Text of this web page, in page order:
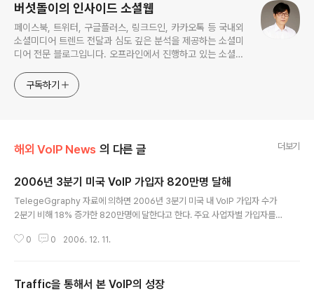
버섯돌이의 인사이드 소셜웹
페이스북, 트위터, 구글플러스, 링크드인, 카카오톡 등 국내외
소셜미디어 트렌드 전달과 심도 깊은 분석을 제공하는 소셜미
디어 전문 블로그입니다. 오프라인에서 진행하고 있는 소셜미
구독하기
해외 VoIP News 의 다른 글 더보기
2006년 3분기 미국 VoIP 가입자 820만명 달해
TelegeGgraphy 자료에 의하면 2006년 3분기 미국 내 VoIP 가입자 수가
2분기 비해 18% 증가한 820만명에 달한다고 한다. 주요 사업자별 가입자를
만명 Comcast : 135만명 Cablevision Systems : 110만명 위 주요사업자
르겠다. 2006년 3분기 VoIP 전체 매출액은 7억3천2백만 달러인데, 2005년
0 0 2006. 12. 11.
Traffic을 통해서 본 VoIP의 성장